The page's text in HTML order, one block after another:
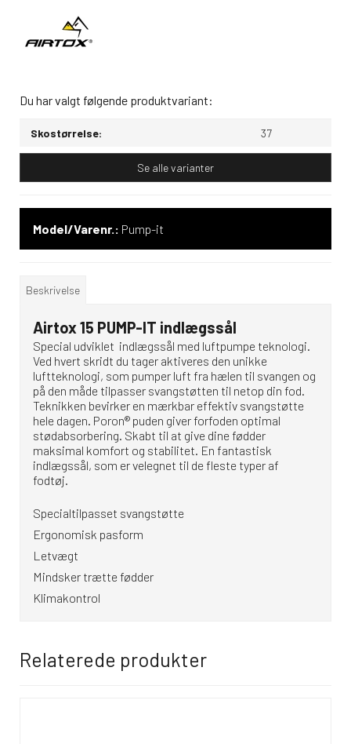
Du har valgt følgende produktvariant:
Skostørrelse: 37
Se alle varianter
Model/Varenr.: Pump-it
Beskrivelse
Airtox 15 PUMP-IT indlægssål
Special udviklet indlægssål med luftpumpe teknologi.
Ved hvert skridt du tager aktiveres den unikke
luftteknologi, som pumper luft fra hælen til svangen og
på den måde tilpasser svangstøtten til netop din fod.
Teknikken bevirker en mærkbar effektiv svangstøtte
hele dagen. Poron® puden giver forfoden optimal
stødabsorbering. Skabt til at give dine fødder
maksimal komfort og stabilitet. En fantastisk
indlægssål, som er velegnet til de fleste typer af
fodtøj.
Specialtilpasset svangstøtte
Ergonomisk pasform
Letvægt
Mindsker trætte fødder
Klimakontrol
Relaterede produkter